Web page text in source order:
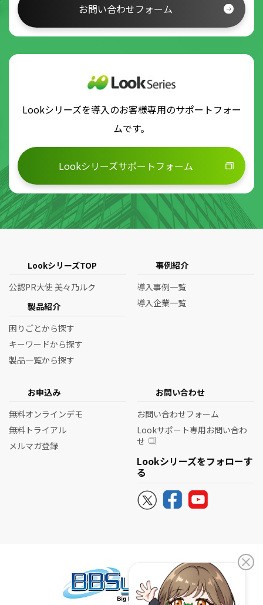
み、ビービーシステムの保有するお客様の個人情
報を遅滞なく合理的な範囲で開示するものとしま
る個人情報について、削除を求められた場合、削
除請求された方がお客様ご本人であると認められ
個人情報の取り扱いについてのお問い合
わせ先
当社個人情報保護方針や個人情報保護についてご
質問がある方、当社が保有する個人情報の利用目
ては、ご本人からの電話、ＦＡＸ、電子メール、
郵送でのお申し出にて対応いたしますので、下記
の当社 管理本部 個人情報保護担当までご連絡をお
願いします。
また、対応させていただく方法につきましては、
すべて書面の郵送で行いますことをご了承願いま
連絡い
ただく
連絡先
受け付
大阪市中央区城見2丁目1番61
24時間
受付
9:00
~18:00
お問い合わせフォーム
Lookシリーズを導入のお客様専用のサポートフォー
ムです。
Lookシリーズサポートフォーム
LookシリーズTOP
公認PR大使 美々乃ルク
製品紹介
困りごとから探す
キーワードから探す
製品一覧から探す
事例紹介
導入事例一覧
導入企業一覧
お申込み
無料オンラインデモ
無料トライアル
メルマガ登録
お問い合わせ
お問い合わせフォーム
Lookサポート専用お問い合わ
せ
Lookシリーズをフォローす
る